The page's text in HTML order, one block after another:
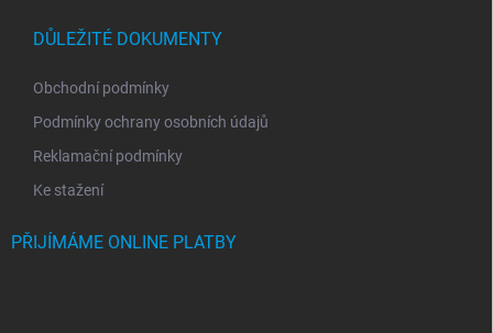
DŮLEŽITÉ DOKUMENTY
Obchodní podmínky
Podmínky ochrany osobních údajů
Reklamační podmínky
Ke stažení
PŘIJÍMÁME ONLINE PLATBY